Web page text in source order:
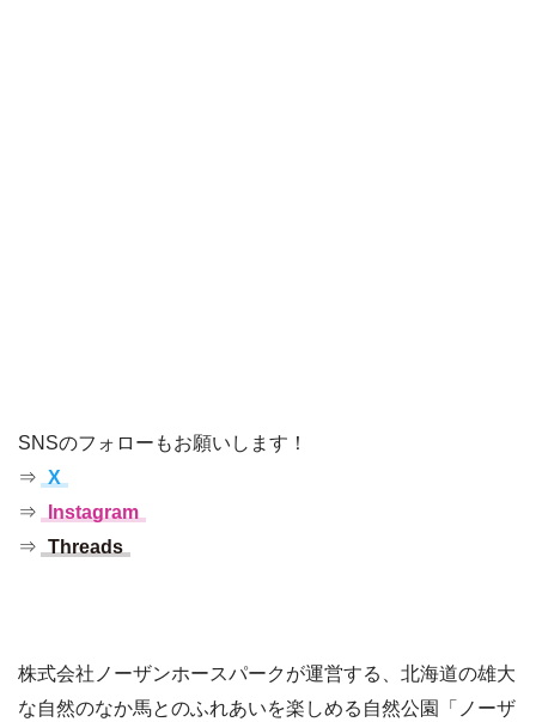
SNSのフォローもお願いします！
⇒ X
⇒ Instagram
⇒ Threads
株式会社ノーザンホースパークが運営する、北海道の雄大
な自然のなか馬とのふれあいを楽しめる自然公園「ノーザ